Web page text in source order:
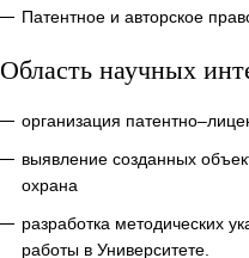
Патентное и авторское
Область научных
организация
выявление созданных
охрана
разработка методических
работы в Университете.